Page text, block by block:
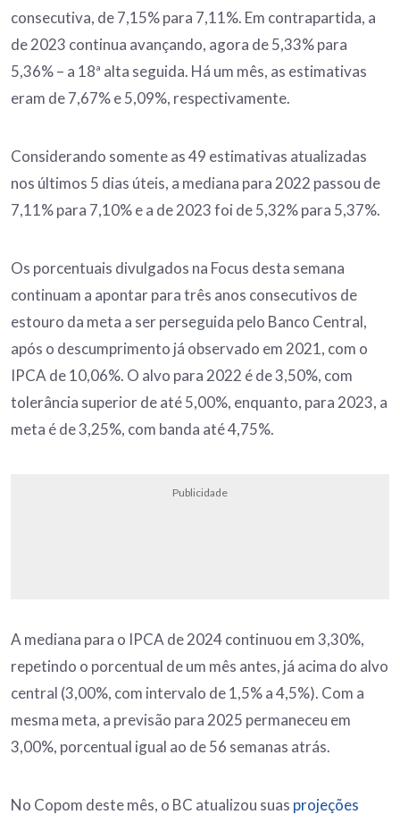
consecutiva, de 7,15% para 7,11%. Em contrapartida, a
de 2023 continua avançando, agora de 5,33% para
5,36% – a 18ª alta seguida. Há um mês, as estimativas
eram de 7,67% e 5,09%, respectivamente.
Considerando somente as 49 estimativas atualizadas
nos últimos 5 dias úteis, a mediana para 2022 passou de
7,11% para 7,10% e a de 2023 foi de 5,32% para 5,37%.
Os porcentuais divulgados na Focus desta semana
continuam a apontar para três anos consecutivos de
estouro da meta a ser perseguida pelo Banco Central,
após o descumprimento já observado em 2021, com o
IPCA de 10,06%. O alvo para 2022 é de 3,50%, com
tolerância superior de até 5,00%, enquanto, para 2023, a
meta é de 3,25%, com banda até 4,75%.
Publicidade
A mediana para o IPCA de 2024 continuou em 3,30%,
repetindo o porcentual de um mês antes, já acima do alvo
central (3,00%, com intervalo de 1,5% a 4,5%). Com a
mesma meta, a previsão para 2025 permaneceu em
3,00%, porcentual igual ao de 56 semanas atrás.
No Copom deste mês, o BC atualizou suas projeções